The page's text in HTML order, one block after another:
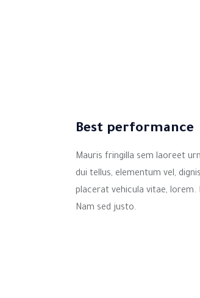
Best performance
Mauris fringilla sem laoreet
dui tellus, elementum vel,
placerat vehicula vitae,
Nam sed justo.